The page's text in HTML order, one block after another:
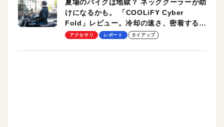
夏場のバイクは地獄？ ネッククーラーが助
けになるかも。 「COOLiFY Cyber
Fold」レビュー。冷却の速さ、密着する冷
却プレート、シンプルな操作性がグッド！
アクセサリ レポート タイアップ